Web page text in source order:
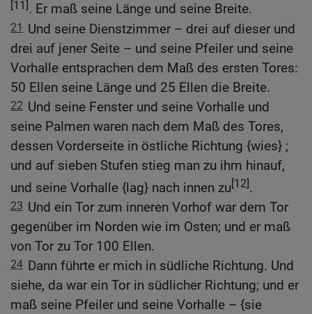
[11]. Er maß seine Länge und seine Breite.
21 Und seine Dienstzimmer – drei auf dieser und
drei auf jener Seite – und seine Pfeiler und seine
Vorhalle entsprachen dem Maß des ersten Tores:
50 Ellen seine Länge und 25 Ellen die Breite.
22 Und seine Fenster und seine Vorhalle und
seine Palmen waren nach dem Maß des Tores,
dessen Vorderseite in östliche Richtung {wies} ;
und auf sieben Stufen stieg man zu ihm hinauf,
und seine Vorhalle {lag} nach innen zu[12].
23 Und ein Tor zum inneren Vorhof war dem Tor
gegenüber im Norden wie im Osten; und er maß
von Tor zu Tor 100 Ellen.
24 Dann führte er mich in südliche Richtung. Und
siehe, da war ein Tor in südlicher Richtung; und er
maß seine Pfeiler und seine Vorhalle – {sie